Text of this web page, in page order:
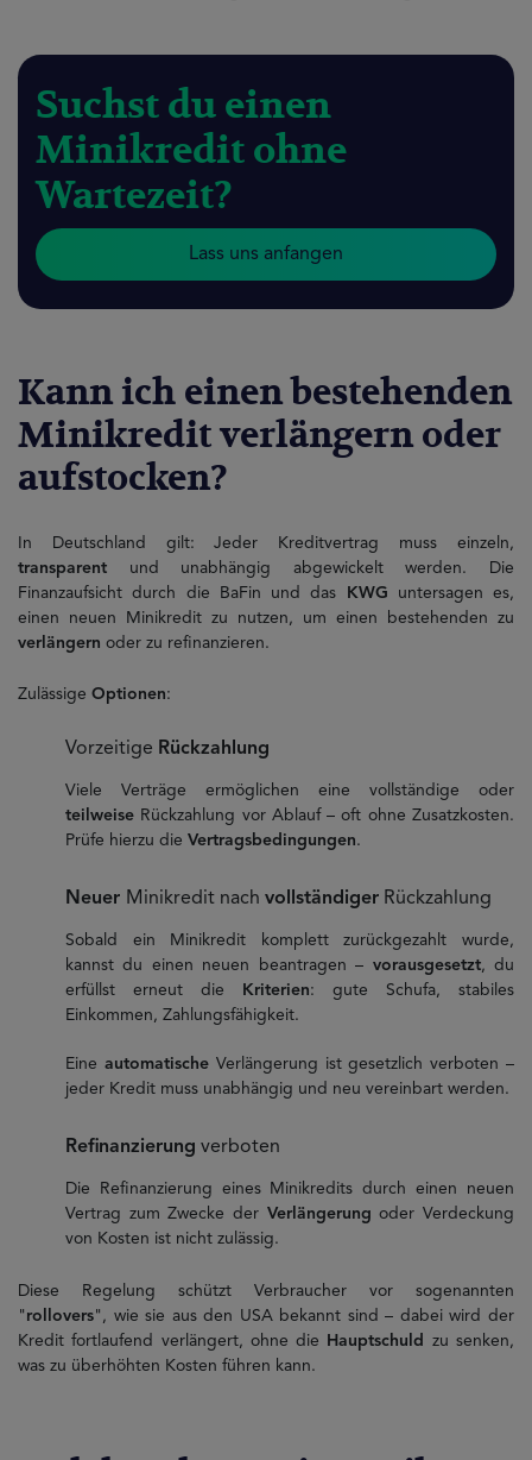
Suchst du einen
Minikredit ohne
Wartezeit?
Lass uns anfangen
Kann ich einen bestehenden
Minikredit verlängern oder
aufstocken?
In Deutschland gilt: Jeder Kreditvertrag muss einzeln,
transparent und unabhängig abgewickelt werden. Die
Finanzaufsicht durch die BaFin und das
KWG untersagen es,
einen neuen Minikredit zu nutzen, um einen bestehenden zu
verlängern oder zu refinanzieren.
Zulässige Optionen:
Vorzeitige Rückzahlung
Viele Verträge ermöglichen eine vollständige oder
teilweise Rückzahlung vor Ablauf – oft ohne Zusatzkosten.
Prüfe hierzu die Vertragsbedingungen.
Neuer Minikredit nach vollständiger Rückzahlung
Sobald ein Minikredit komplett zurückgezahlt wurde,
kannst du einen neuen beantragen – vorausgesetzt, du
erfüllst erneut die
Kriterien: gute Schufa, stabiles
Einkommen, Zahlungsfähigkeit.
Eine automatische Verlängerung ist gesetzlich verboten –
jeder Kredit muss unabhängig und neu vereinbart werden.
Refinanzierung verboten
Die Refinanzierung eines Minikredits durch einen neuen
Vertrag zum Zwecke der Verlängerungoder Verdeckung
von Kosten ist nicht zulässig.
Diese Regelung schützt Verbraucher vor sogenannten
" rollovers", wie sie aus den USA bekannt sind – dabei wird der
Kredit fortlaufend verlängert, ohne die
Hauptschuld zu senken,
was zu überhöhten Kosten führen kann.